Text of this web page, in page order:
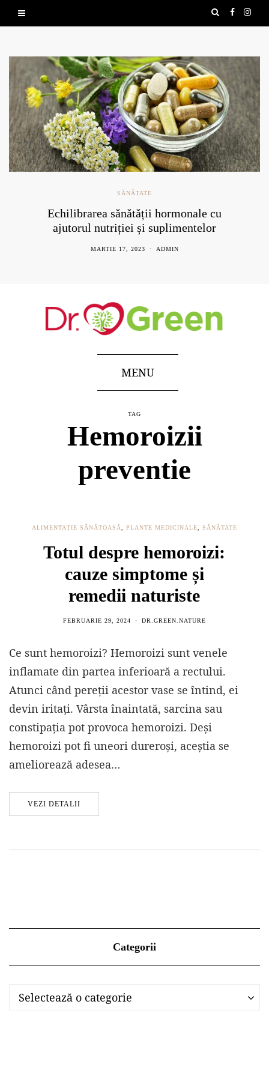
SĂNĂTATE
Echilibrarea sănătății hormonale cu
ajutorul nutriției și suplimentelor
MARTIE 17, 2023 ADMIN
MENU
TAG
Hemoroizii
preventie
ALIMENTAȚIE SĂNĂTOASĂ PLANTE MEDICINALE SĂNĂTATE
Totul despre hemoroizi:
cauze simptome și
remedii naturiste
FEBRUARIE 29, 2024 DR.GREEN.NATURE
Ce sunt hemoroizi? Hemoroizi sunt venele
inflamate din partea inferioară a rectului.
Atunci când pereții acestor vase se întind, ei
devin iritați. Vârsta înaintată, sarcina sau
constipația pot provoca hemoroizi. Deși
hemoroizi pot fi uneori dureroși, aceștia se
ameliorează adesea…
VEZI DETALII
Categorii
Categorii
Selectează o categorie
Categorii